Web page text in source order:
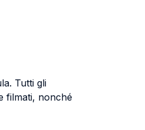
Tutti gli
filmati, nonché